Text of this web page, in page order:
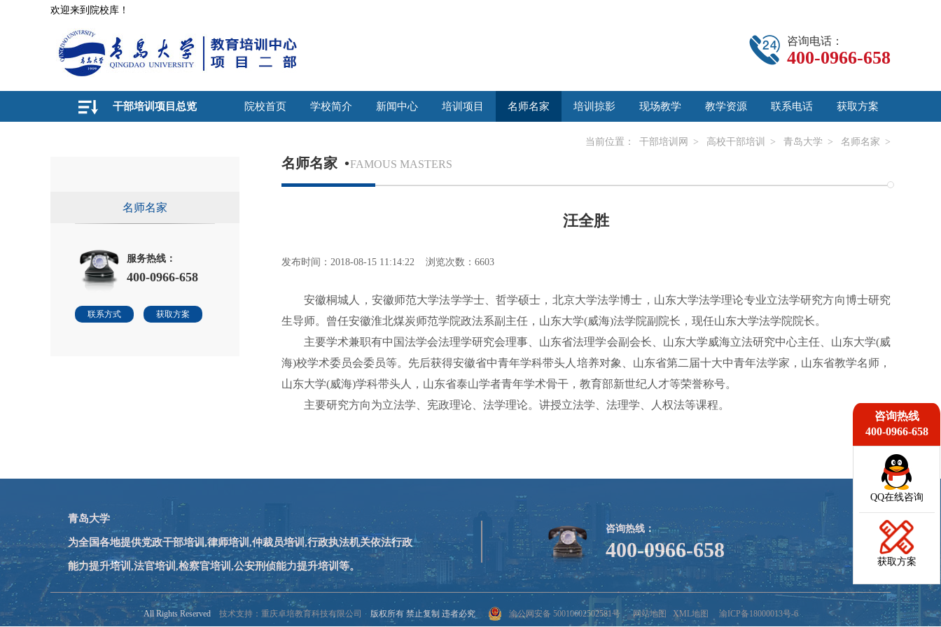
欢迎来到院校库！
咨询电话：
400-0966-658
院校首页 学校简介 新闻中心 培训项目 名师名家 培训掠影 现场教学 教学资源 联系电话 获取方案
干部培训项目总览
当前位置： 干部培训网 > 高校干部培训 > 青岛大学 > 名师名家 >
名师名家
服务热线：
400-0966-658
联系方式 获取方案
名师名家 •FAMOUS MASTERS
汪全胜
发布时间：2018-08-15 11:14:22 浏览次数：6603
安徽桐城人，安徽师范大学法学学士、哲学硕士，北京大学法学博士，山东大学法学理论专业立法学研究方向博士研究
生导师。曾任安徽淮北煤炭师范学院政法系副主任，山东大学(威海)法学院副院长，现任山东大学法学院院长。
主要学术兼职有中国法学会法理学研究会理事、山东省法理学会副会长、山东大学威海立法研究中心主任、山东大学(威
海)校学术委员会委员等。先后获得安徽省中青年学科带头人培养对象、山东省第二届十大中青年法学家，山东省教学名师，
山东大学(威海)学科带头人，山东省泰山学者青年学术骨干，教育部新世纪人才等荣誉称号。
主要研究方向为立法学、宪政理论、法学理论。讲授立法学、法理学、人权法等课程。
青岛大学
为全国各地提供党政干部培训,律师培训,仲裁员培训,行政执法机关依法行政
能力提升培训,法官培训,检察官培训,公安刑侦能力提升培训等。
咨询热线：
400-0966-658
All Rights Reserved 技术支持：重庆卓培教育科技有限公司 版权所有 禁止复制 违者必究 渝公网安备 50010602502581号 网站地图 XML地图 渝ICP备18000013号-6
咨询热线
400-0966-658
QQ在线咨询
获取方案